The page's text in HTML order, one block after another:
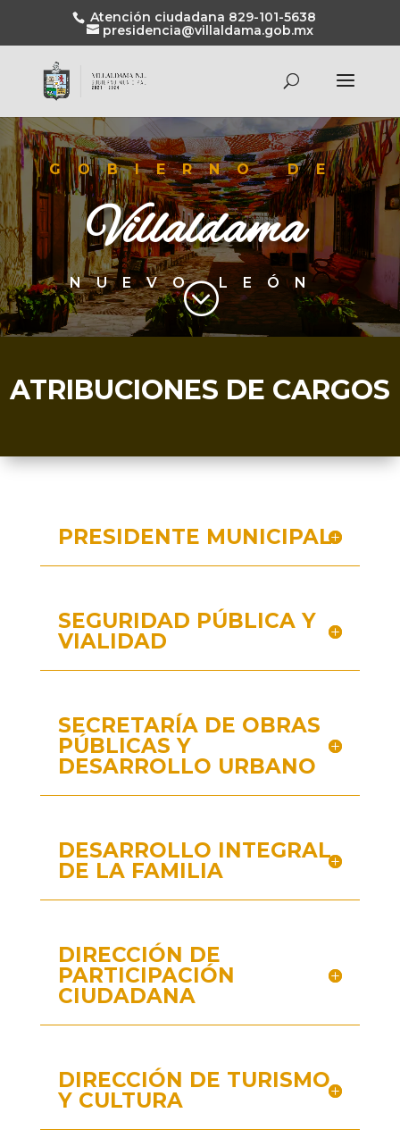
Atención ciudadana 829-101-5638
presidencia@villaldama.gob.mx
GOBIERNO DE
Villaldama
NUEVO LEÓN
;
ATRIBUCIONES DE CARGOS
PRESIDENTE MUNICIPAL
SEGURIDAD PÚBLICA Y
VIALIDAD
SECRETARÍA DE OBRAS
PÚBLICAS Y
DESARROLLO URBANO
DESARROLLO INTEGRAL
DE LA FAMILIA
DIRECCIÓN DE
PARTICIPACIÓN
CIUDADANA
DIRECCIÓN DE TURISMO
Y CULTURA